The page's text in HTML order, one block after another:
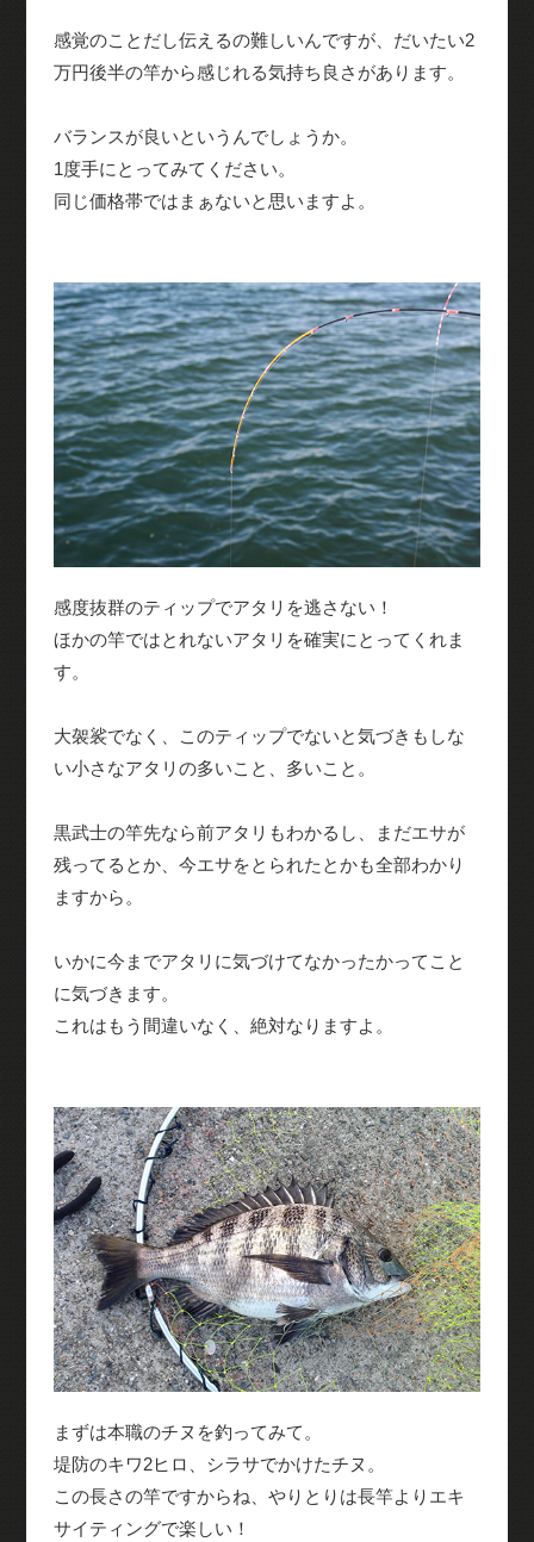
感覚のことだし伝えるの難しいんですが、だいたい2
万円後半の竿から感じれる気持ち良さがあります。
バランスが良いというんでしょうか。
1度手にとってみてください。
同じ価格帯ではまぁないと思いますよ。
感度抜群のティップでアタリを逃さない！
ほかの竿ではとれないアタリを確実にとってくれま
す。
大袈裟でなく、このティップでないと気づきもしな
い小さなアタリの多いこと、多いこと。
黒武士の竿先なら前アタリもわかるし、まだエサが
残ってるとか、今エサをとられたとかも全部わかり
ますから。
いかに今までアタリに気づけてなかったかってこと
に気づきます。
これはもう間違いなく、絶対なりますよ。
まずは本職のチヌを釣ってみて。
堤防のキワ2ヒロ、シラサでかけたチヌ。
この長さの竿ですからね、やりとりは長竿よりエキ
サイティングで楽しい！